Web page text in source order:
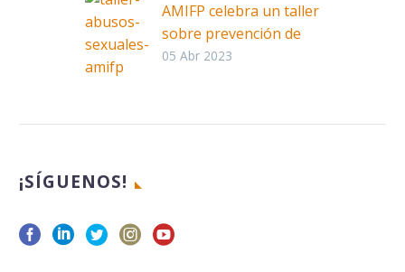
AMIFP celebra un taller
sobre prevención de
abusos sexuales para
05 Abr 2023
¡SÍGUENOS!